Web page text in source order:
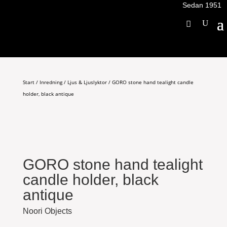
Sedan 1951
Start/ Inredning/ Ljus & Ljuslyktor/ GORO stone hand tealight candle
holder, black antique
GORO stone hand tealight
candle holder, black
antique
Noori Objects